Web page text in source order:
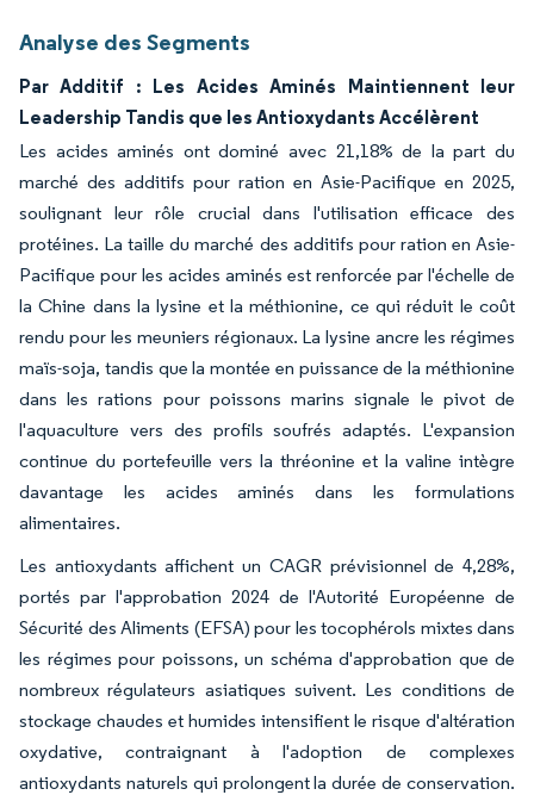
Analyse des Segments
Par Additif : Les Acides Aminés Maintiennent leur
Leadership Tandis que les Antioxydants Accélèrent
Les acides aminés ont dominé avec 21,18% de la part du
marché des additifs pour ration en Asie-Pacifique en 2025,
soulignant leur rôle crucial dans l'utilisation efficace des
protéines. La taille du marché des additifs pour ration en Asie-
Pacifique pour les acides aminés est renforcée par l'échelle de
la Chine dans la lysine et la méthionine, ce qui réduit le coût
rendu pour les meuniers régionaux. La lysine ancre les régimes
maïs-soja, tandis que la montée en puissance de la méthionine
dans les rations pour poissons marins signale le pivot de
l'aquaculture vers des profils soufrés adaptés. L'expansion
continue du portefeuille vers la thréonine et la valine intègre
davantage les acides aminés dans les formulations
alimentaires.
Les antioxydants affichent un CAGR prévisionnel de 4,28%,
portés par l'approbation 2024 de l'Autorité Européenne de
Sécurité des Aliments (EFSA) pour les tocophérols mixtes dans
les régimes pour poissons, un schéma d'approbation que de
nombreux régulateurs asiatiques suivent. Les conditions de
stockage chaudes et humides intensifient le risque d'altération
oxydative, contraignant à l'adoption de complexes
antioxydants naturels qui prolongent la durée de conservation.